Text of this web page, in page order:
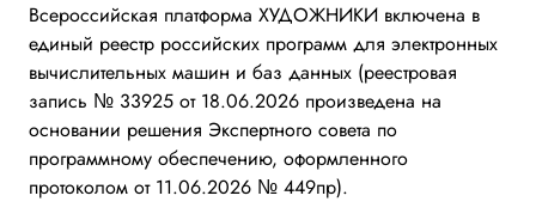
Всероссийская платформа ХУДОЖНИКИ включена в
единый реестр российских программ для электронных
вычислительных машин и баз данных (реестровая
запись № 33925 от 18.06.2026 произведена на
основании решения Экспертного совета по
программному обеспечению, оформленного
протоколом от 11.06.2026 № 449пр).